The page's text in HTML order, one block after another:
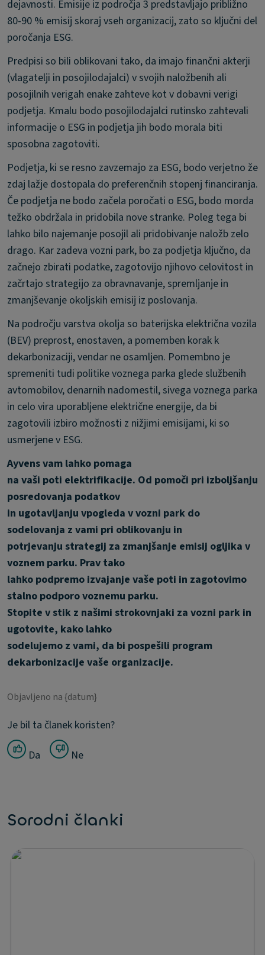
dejavnosti. Emisije iz področja 3 predstavljajo približno
80-90 % emisij skoraj vseh organizacij, zato so ključni del
poročanja ESG.
Predpisi so bili oblikovani tako, da imajo finančni akterji
(vlagatelji in posojilodajalci) v svojih naložbenih ali
posojilnih verigah enake zahteve kot v dobavni verigi
podjetja. Kmalu bodo posojilodajalci rutinsko zahtevali
informacije o ESG in podjetja jih bodo morala biti
sposobna zagotoviti.
Podjetja, ki se resno zavzemajo za ESG, bodo verjetno že
zdaj lažje dostopala do preferenčnih stopenj financiranja.
Če podjetja ne bodo začela poročati o ESG, bodo morda
težko obdržala in pridobila nove stranke. Poleg tega bi
lahko bilo najemanje posojil ali pridobivanje naložb zelo
drago. Kar zadeva vozni park, bo za podjetja ključno, da
začnejo zbirati podatke, zagotovijo njihovo celovitost in
začrtajo strategijo za obravnavanje, spremljanje in
zmanjševanje okoljskih emisij iz poslovanja.
Na področju varstva okolja so baterijska električna vozila
(BEV) preprost, enostaven, a pomemben korak k
dekarbonizaciji, vendar ne osamljen. Pomembno je
spremeniti tudi politike voznega parka glede službenih
avtomobilov, denarnih nadomestil, sivega voznega parka
in celo vira uporabljene električne energije, da bi
zagotovili izbiro možnosti z nižjimi emisijami, ki so
usmerjene v ESG.
Ayvens vam lahko pomaga
na vaši poti elektrifikacije. Od pomoči pri izboljšanju
posredovanja podatkov
in ugotavljanju vpogleda v vozni park do
sodelovanja z vami pri oblikovanju in
potrjevanju strategij za zmanjšanje emisij ogljika v
voznem parku. Prav tako
lahko podpremo izvajanje vaše poti in zagotovimo
stalno podporo voznemu parku.
Stopite v stik z našimi strokovnjaki za vozni park in
ugotovite, kako lahko
sodelujemo z vami, da bi pospešili program
dekarbonizacije vaše organizacije.
Objavljeno na {datum}
Je bil ta članek koristen?
Da Ne
Sorodni članki